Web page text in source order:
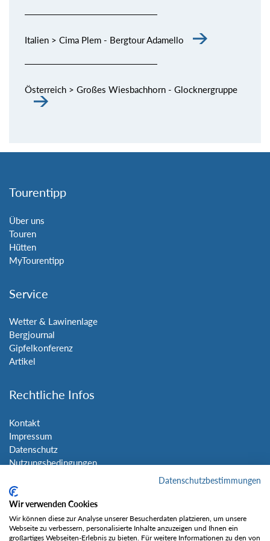
Italien > Cima Plem - Bergtour Adamello
Österreich > Großes Wiesbachhorn - Glocknergruppe
Tourentipp
Über uns
Touren
Hütten
MyTourentipp
Service
Wetter & Lawinenlage
Bergjournal
Gipfelkonferenz
Artikel
Rechtliche Infos
Kontakt
Impressum
Datenschutz
Nutzungsbedingungen
Social Media
Datenschutzbestimmungen
Wir verwenden Cookies
Wir können diese zur Analyse unserer Besucherdaten platzieren, um unsere
Webseite zu verbessern, personalisierte Inhalte anzuzeigen und Ihnen ein
großartiges Webseiten-Erlebnis zu bieten. Für weitere Informationen zu den von